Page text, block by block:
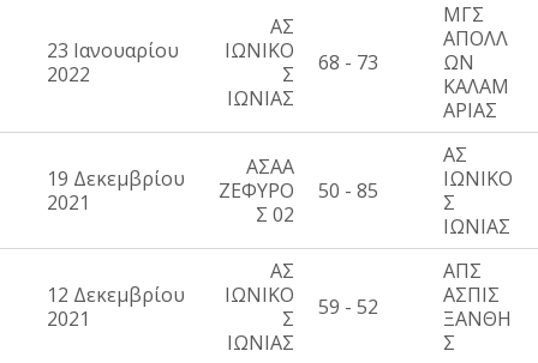
23 Ιανουαρίου
2022
ΑΣ
ΙΩΝΙΚΟ
Σ
ΙΩΝΙΑΣ
68 - 73
ΜΓΣ
ΑΠΟΛΛ
ΩΝ
ΚΑΛΑΜ
ΑΡΙΑΣ
19 Δεκεμβρίου
2021
ΑΣΑΑ
ΖΕΦΥΡΟ
Σ 02
50 - 85
ΑΣ
ΙΩΝΙΚΟ
Σ
ΙΩΝΙΑΣ
12 Δεκεμβρίου
2021
ΑΣ
ΙΩΝΙΚΟ
Σ
ΙΩΝΙΑΣ
59 - 52
ΑΠΣ
ΑΣΠΙΣ
ΞΑΝΘΗ
Σ